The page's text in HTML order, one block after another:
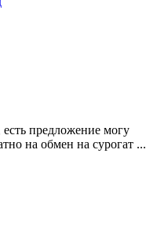
предложение могу
на обмен на сурогат ...